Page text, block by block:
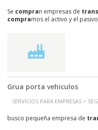
Se compran empresas de
compramos el activo y el
Grua porta vehiculos
SERVICIOS PARA EMPRESAS >
busco pequeña empresa de